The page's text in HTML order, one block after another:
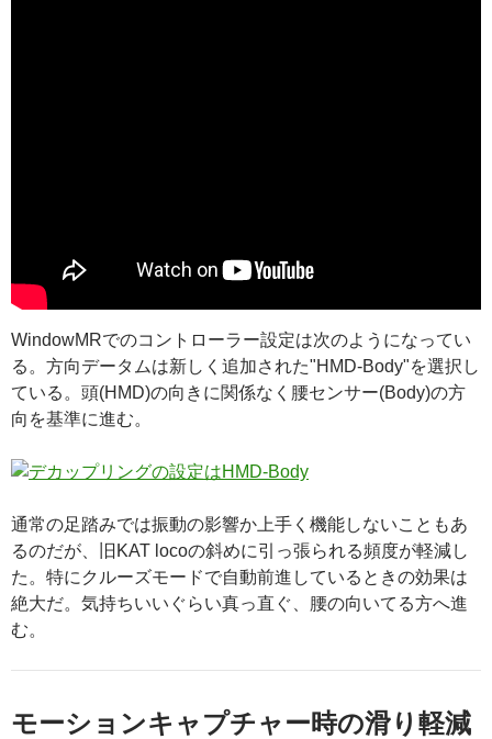
WindowMRでのコントローラー設定は次のようになってい
る。方向データムは新しく追加された"HMD-Body"を選択し
ている。頭(HMD)の向きに関係なく腰センサー(Body)の方
向を基準に進む。
通常の足踏みでは振動の影響か上手く機能しないこともあ
るのだが、旧KAT locoの斜めに引っ張られる頻度が軽減し
た。特にクルーズモードで自動前進しているときの効果は
絶大だ。気持ちいいぐらい真っ直ぐ、腰の向いてる方へ進
む。
モーションキャプチャー時の滑り軽減